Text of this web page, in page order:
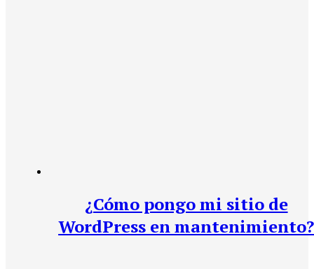
¿Cómo pongo mi sitio de
WordPress en mantenimiento?